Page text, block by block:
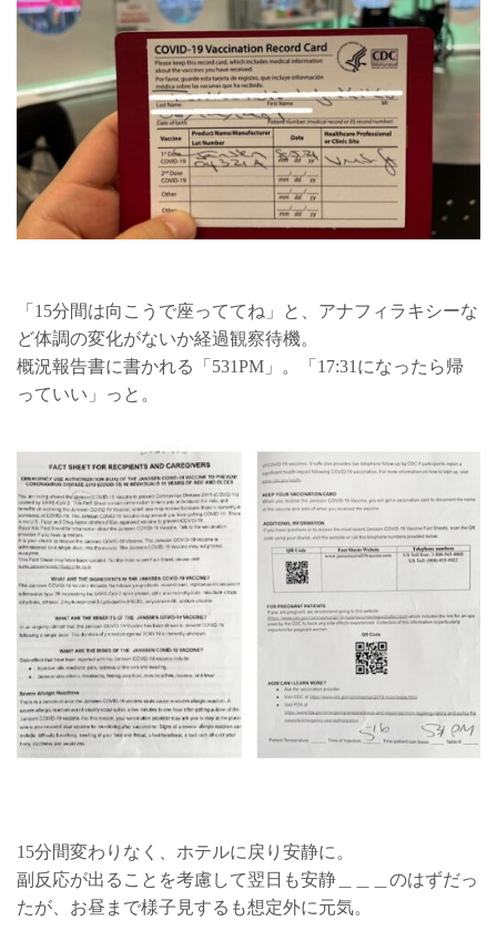
「15分間は向こうで座っててね」と、アナフィラキシーな
ど体調の変化がないか経過観察待機。
概況報告書に書かれる「531PM」。「17:31になったら帰
っていい」っと。
15分間変わりなく、ホテルに戻り安静に。
副反応が出ることを考慮して翌日も安静＿＿＿のはずだっ
たが、お昼まで様子見するも想定外に元気。